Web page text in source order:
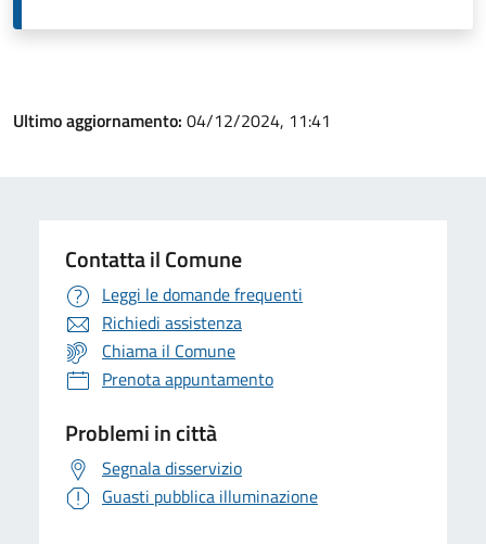
Ultimo aggiornamento: 04/12/2024, 11:41
Contatta il Comune
Leggi le domande frequenti
Richiedi assistenza
Chiama il Comune
Prenota appuntamento
Problemi in città
Segnala disservizio
Guasti pubblica illuminazione